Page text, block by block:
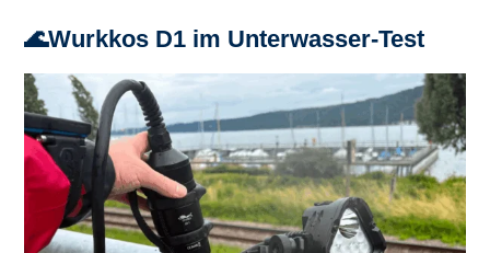
🌊Wurkkos D1 im Unterwasser-Test